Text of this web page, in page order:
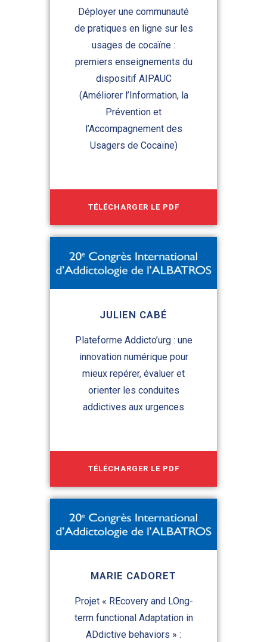
Déployer une communauté
de pratiques en ligne sur les
usages de cocaïne :
premiers enseignements du
dispositif AIPAUC
(Améliorer l’Information, la
Prévention et
l’Accompagnement des
Usagers de Cocaïne)
TÉLÉCHARGER LE PDF
JULIEN CABÉ
Plateforme Addicto’urg : une
innovation numérique pour
mieux repérer, évaluer et
orienter les conduites
addictives aux urgences
TÉLÉCHARGER LE PDF
MARIE CADORET
Projet « REcovery and LOng-
term functional Adaptation in
ADdictive behaviors » :